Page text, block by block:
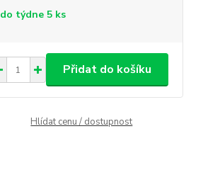
do týdne 5 ks
Přidat do košíku
Hlídat cenu / dostupnost